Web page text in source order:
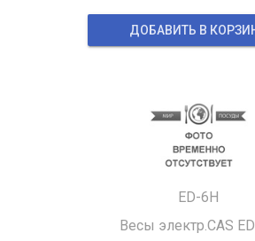
ДОБАВИТЬ В
ED-6H
Весы электр.CAS